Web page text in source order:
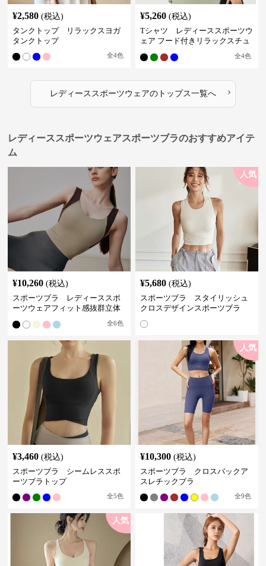
¥2,580 (税込)
タンクトップ リラックスヨガ
タンクトップ
全4色
¥5,260 (税込)
Tシャツ レディーススポーツウ
ェア フード付きリラックスチュ
全4色
レディーススポーツウェアのトップス一覧へ ›
レディーススポーツウェアスポーツブラのおすすめアイテ
ム
¥10,260 (税込)
スポーツブラ レディーススポ
ーツウェアフィット感抜群立体
全6色
人気
¥5,680 (税込)
スポーツブラ スタイリッシュ
クロスデザインスポーツブラ
¥3,460 (税込)
スポーツブラ シームレススポ
ーツブラトップ
全5色
人気
¥10,300 (税込)
スポーツブラ クロスバックア
スレチックブラ
全9色
人気